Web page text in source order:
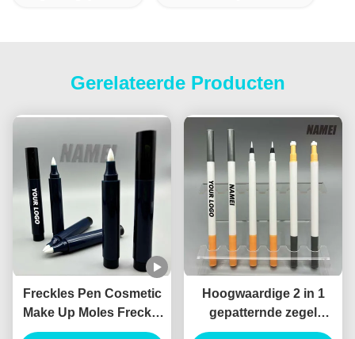
Gerelateerde Producten
Freckles Pen Cosmetic
Make Up Moles Freckle
Pen Custom Logo OEM
Hoogwaardige 2 in 1
gepatternde zegel
eyeliner vloeibare